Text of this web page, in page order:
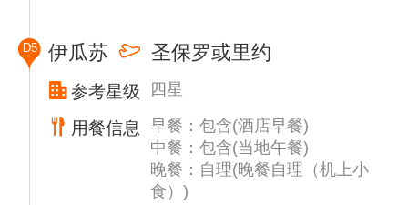
游客很难想到在这个不显眼的门里面，是如此
的别有洞天，简直是一个鸟儿的王国，鸟儿数
量之多堪称世界之最。巴西的鹦鹉有绿色的、
红色的、蓝色的、黄色的，大小各异，琳琅满
目。大金刚鹦鹉绚丽多彩，红绿、黄蓝金刚鹦
鹉是世界最大的鹦鹉，从头到尾巴尖，足有1
米长。它们是巴西的“国鸟”，巴西的钱币上都
D5 伊瓜苏 圣保罗或里约
参考星级 四星
用餐信息
早餐：包含(酒店早餐)
中餐：包含(当地午餐)
晚餐：自理(晚餐自理（机上小
食）)